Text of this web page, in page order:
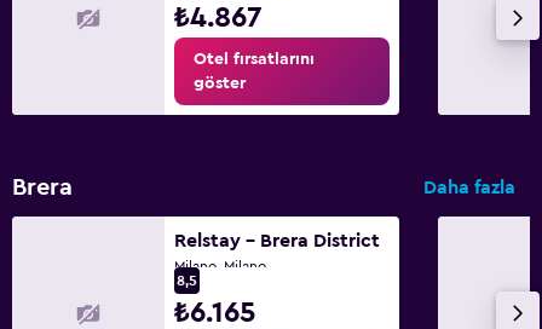
Çamaşırhane
Çamaşır yıkama tesisleri
Dış alan
₺4.867
Otel fırsatlarını
göster
Brera Daha fazla
Relstay - Brera District
Milano, Milano
8,5
₺6.165